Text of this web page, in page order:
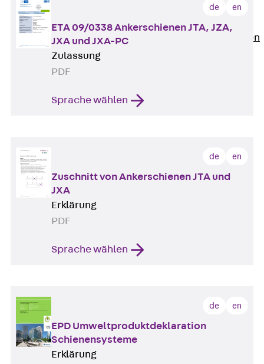
Zurück
Karriere
Stellenausschreibungen
de en
ETA 09/0338 Ankerschienen JTA, JZA,
JXA und JXA-PC
Zulassung
PDF
Sprache wählen
de en
Zuschnitt von Ankerschienen JTA und
JXA
Erklärung
PDF
Sprache wählen
de en
EPD Umweltproduktdeklaration
Schienensysteme
Erklärung